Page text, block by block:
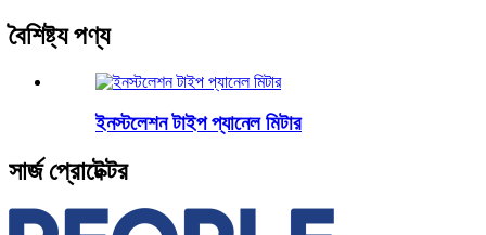
বৈশিষ্ট্য পণ্য
ইনস্টলেশন টাইপ প্যানেল মিটার
সার্জ প্রোটেক্টর